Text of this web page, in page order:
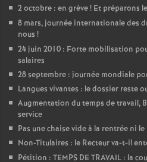
2 octobre : en grève! Et préparons
8 mars, journée internationale des
nous !
24 juin 2010 : Forte mobilisation
salaires
28 septembre : journée mondiale
Langues vivantes : le dossier reste
Augmentation du temps de travail,
service
Pas une chaise vide à la rentrée ni le
Non-Titulaires : le Recteur va-t-il
Pétition : TEMPS DE TRAVAIL : la